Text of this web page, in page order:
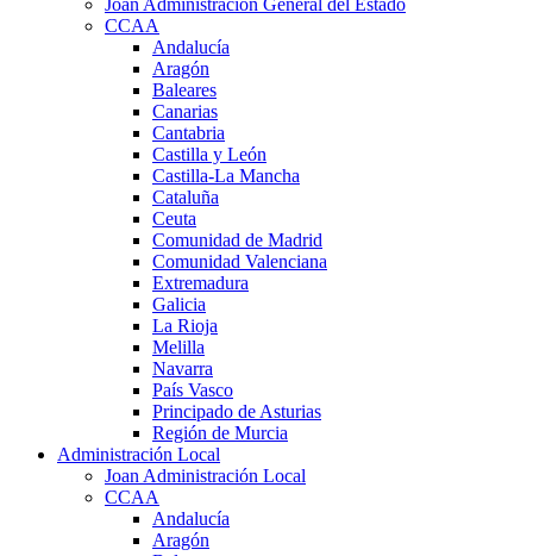
CCAA
Andalucía
Aragón
Baleares
Canarias
Cantabria
Castilla y León
Castilla-La Mancha
Cataluña
Ceuta
Comunidad de Madrid
Comunidad Valenciana
Extremadura
Galicia
La Rioja
Melilla
Navarra
País Vasco
Principado de Asturias
Región de Murcia
Administración Local
Joan Administración Local
CCAA
Andalucía
Aragón